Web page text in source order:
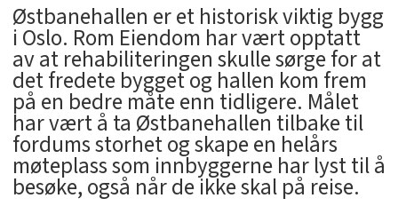
Østbanehallen er et historisk viktig bygg
i Oslo. Rom Eiendom har vært opptatt
av at rehabiliteringen skulle sørge for at
det fredete bygget og hallen kom frem
på en bedre måte enn tidligere. Målet
har vært å ta Østbanehallen tilbake til
fordums storhet og skape en helårs
møteplass som innbyggerne har lyst til å
besøke, også når de ikke skal på reise.